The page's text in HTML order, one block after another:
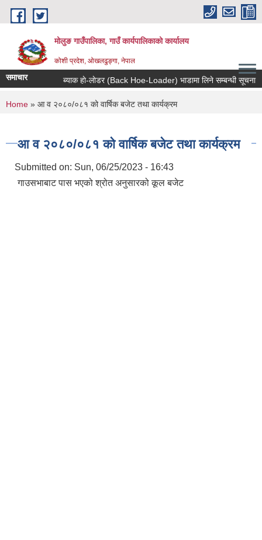
Skip to main content
मोलुङ गाउँपालिका, गाउँ कार्यपालिकाको कार्यालय
कोशी प्रदेश, ओखलढुङ्गा, नेपाल
समाचार ब्याक हाे-लाेडर (Back Hoe-Loader) भाडामा लिने सम्बन्धी सूचना
You are here
Home » आ व २०८०/०८१ को वार्षिक बजेट तथा कार्यक्रम
आ व २०८०/०८१ को वार्षिक बजेट तथा कार्यक्रम
Submitted on: Sun, 06/25/2023 - 16:43
गाउसभाबाट पास भएको श्रोत अनुसारको कूल बजेट